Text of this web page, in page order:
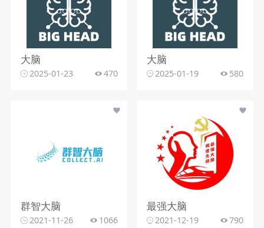
大脑
2025-01-23 470
大脑
2025-01-19 580
群智大脑
2021-11-26 1066
最强大脑
2021-12-19 790